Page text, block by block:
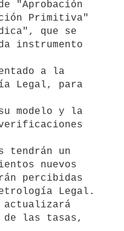
Primitiva"
que se
instrumento
a la
Legal, para
modelo y la
nuevos
percibidas
Legal.
de las tasas,